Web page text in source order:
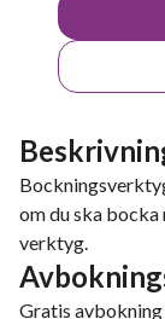
om du ska
verktyg.
Gratis